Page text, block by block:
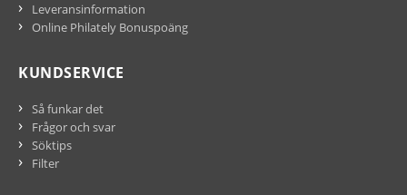
Leveransinformation
Online Philately Bonuspoäng
KUNDSERVICE
Så funkar det
Frågor och svar
Söktips
Filter